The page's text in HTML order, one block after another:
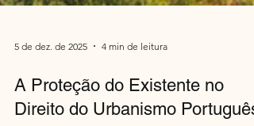
5 de dez. de 2025 4 min de leitura
A Proteção do Existente no